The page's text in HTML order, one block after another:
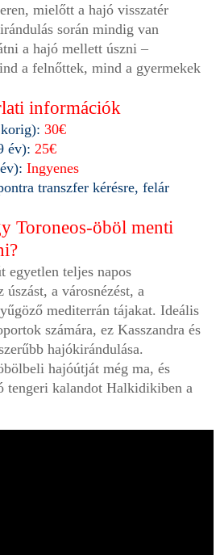
mielőtt a hajó visszatér
során mindig van
a hajó mellett úszni –
a felnőttek, mind a gyermekek
információk
30€
év): 25€
Ingyenes
transzfer kérésre, felár
Toroneos-öböl menti
teljes napos
a városnézést, a
mediterrán tájakat. Ideális
számára, ez Kasszandra és
hajókirándulása.
hajóútját még ma, és
tengeri kalandot Halkidikiben a